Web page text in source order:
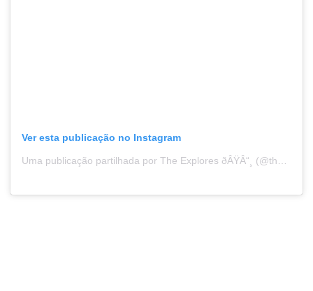
Ver esta publicação no Instagram
Uma publicação partilhada por The Explores ðÂŸÂ“¸ (@the_explorers21)